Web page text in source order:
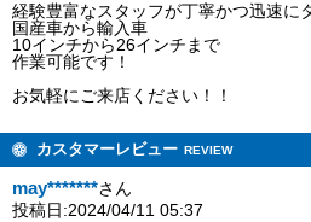
経験豊富なスタッフが丁寧かつ迅速に
国産車から輸入車
10インチから26インチまで
作業可能です！
お気軽にご来店ください！！
カスタマーレビュー REVIEW
may*******さん
投稿日:2024/04/11 05:37